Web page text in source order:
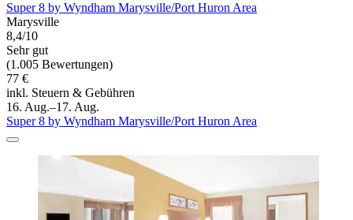
Super 8 by Wyndham Marysville/Port Huron Area
Marysville
8,4/10
Sehr gut
(1.005 Bewertungen)
77 €
inkl. Steuern & Gebühren
16. Aug.–17. Aug.
Super 8 by Wyndham Marysville/Port Huron Area